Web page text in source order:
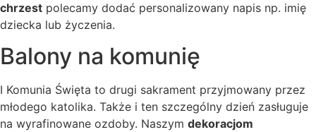
chrzest polecamy dodać personalizowany napis np. imię
dziecka lub życzenia.
Balony na komunię
I Komunia Święta to drugi sakrament przyjmowany przez
młodego katolika. Także i ten szczególny dzień zasługuje
na wyrafinowane ozdoby. Naszym dekoracjom